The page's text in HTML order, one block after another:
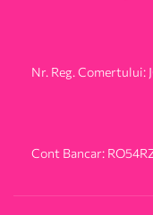
Nr. Reg. Comertului:
Cont Bancar: